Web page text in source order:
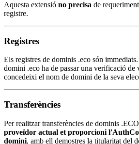
Aquesta extensió no precisa de
registre.
Registres
Els registres de dominis .eco són
domini .eco ha de passar una verificació de
concedeixi el nom de domini de la seva
Transferències
Per realitzar transferències de dominis
proveïdor actual et proporcioni
domini, amb ell demostres la titularitat del